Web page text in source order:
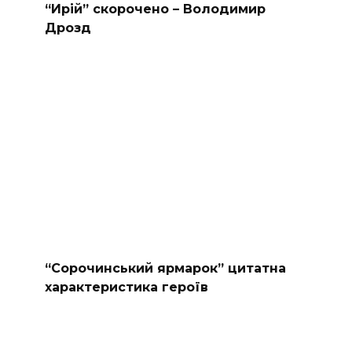
“Ирій” скорочено – Володимир
Дрозд
“Сорочинський ярмарок” цитатна
характеристика героїв